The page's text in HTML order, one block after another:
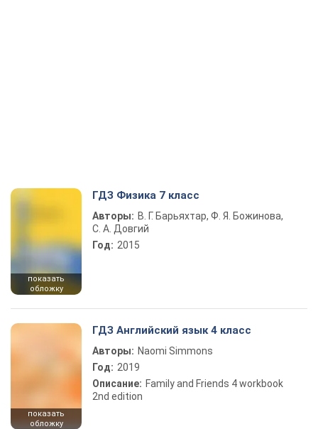
показать
обложку
ГДЗ Физика 7 класс
Авторы: В. Г. Барьяхтар, Ф. Я. Божинова,
С. А. Довгий
Год: 2015
показать
обложку
ГДЗ Английский язык 4 класс
Авторы: Naomi Simmons
Год: 2019
Описание: Family and Friends 4 workbook
2nd edition